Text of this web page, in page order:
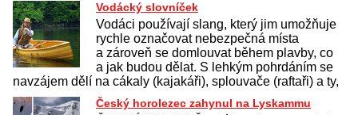
Vodácký slovníček
Vodáci používají slang, který jim umožňuje
rychle označovat nebezpečná místa
a zároveň se domlouvat během plavby, co
a jak budou dělat. S lehkým pohrdáním se
navzájem dělí na cákaly (kajakáři), splouvače (raftaři) a ty,
Český horolezec zahynul na Lyskammu